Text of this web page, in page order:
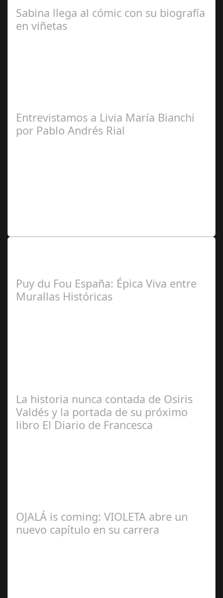
Sabina llega al cómic con su biografía
en viñetas
Entrevistamos a Livia María Bianchi
por Pablo Andrés Rial
Puy du Fou España: Épica Viva entre
Murallas Históricas
La historia nunca contada de Osiris
Valdés y la portada de su próximo
libro El Diario de Francesca
OJALÁ is coming: VIOLETA abre un
nuevo capítulo en su carrera